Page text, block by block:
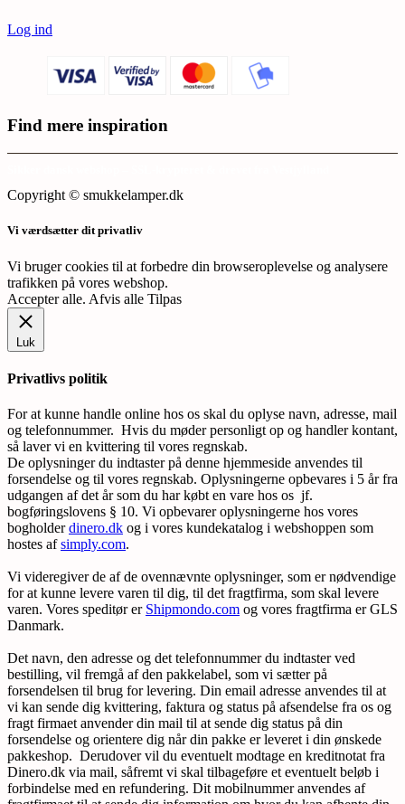
Log ind
Find mere inspiration
Copyright © smukkelamper.dk
Vi værdsætter dit privatliv
Vi bruger cookies til at forbedre din browseroplevelse og analysere
trafikken på vores webshop.
Accepter alle. Afvis alle Tilpas
Luk
Privatlivs politik
For at kunne handle online hos os skal du oplyse navn, adresse, mail
og telefonnummer. Hvis du møder personligt op og handler kontant,
så laver vi en kvittering til vores regnskab.
De oplysninger du indtaster på denne hjemmeside anvendes til
forsendelse og til vores regnskab. Oplysningerne opbevares i 5 år fra
udgangen af det år som du har købt en vare hos os jf.
bogføringslovens § 10. Vi opbevarer oplysningerne hos vores
bogholderdinero.dk og i vores kundekatalog i webshoppen som
hostes afsimply.com.
Vi videregiver de af de ovennævnte oplysninger, som er nødvendige
for at kunne levere varen til dig, til det fragtfirma, som skal levere
varen. Vores speditør er Shipmondo.com og vores fragtfirma er GLS
Danmark.
Det navn, den adresse og det telefonnummer du indtaster ved
bestilling, vil fremgå af den pakkelabel, som vi sætter på
forsendelsen til brug for levering. Din email adresse anvendes til at
vi kan sende dig kvittering, faktura og status på afsendelse fra os og
fragt firmaet anvender din mail til at sende dig status på din
forsendelse og orientere dig når din pakke er leveret i din ønskede
pakkeshop. Derudover vil du eventuelt modtage en kreditnotat fra
Dinero.dk via mail, såfremt vi skal tilbageføre et eventuelt beløb i
forbindelse med en refundering. Dit mobilnummer anvendes af